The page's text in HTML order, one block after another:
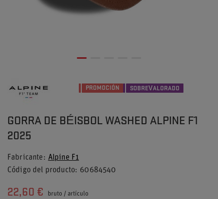
PROMOCIÓN SOBREVALORADO
GORRA DE BÉISBOL WASHED ALPINE F1
2025
Fabricante
Alpine F1
Código del producto
60684540
22,60 € bruto / artículo